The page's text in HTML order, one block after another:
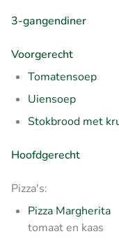
3-gangendiner
Voorgerecht
Tomatensoep
Uiensoep
Stokbrood met
Hoofdgerecht
Pizza's:
Pizza Margherita
tomaat en kaas